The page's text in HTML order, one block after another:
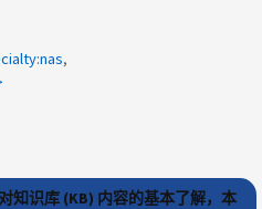
知识库 (KB) 内容的基本了解，本